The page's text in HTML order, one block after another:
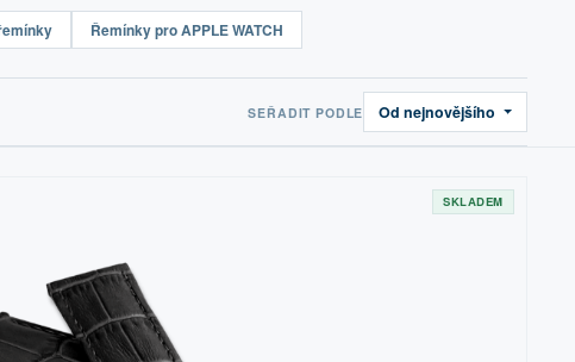
Řemínky pro APPLE WATCH
SEŘADIT PODLE Od nejnovějšího
SKLADEM